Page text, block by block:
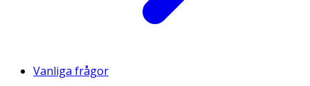
Vanliga frågor